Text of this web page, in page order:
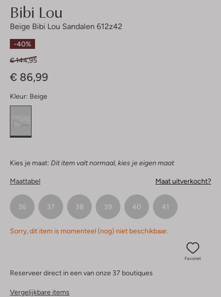
Bibi Lou
Beige Bibi Lou Sandalen 612z42
-40%
€ 144,95
€ 86,99
Kleur: Beige
Kies je maat: Dit item valt normaal, kies je eigen maat
Maattabel Maat uitverkocht?
36 37 38 39 40 41
Sorry, dit item is momenteel (nog) niet beschikbaar.
Favoriet
Reserveer direct in een van onze 37 boutiques
Vergelijkbare items